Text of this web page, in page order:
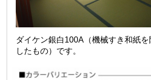
ダイケン銀白100A（機械すき和紙
したもの）です。